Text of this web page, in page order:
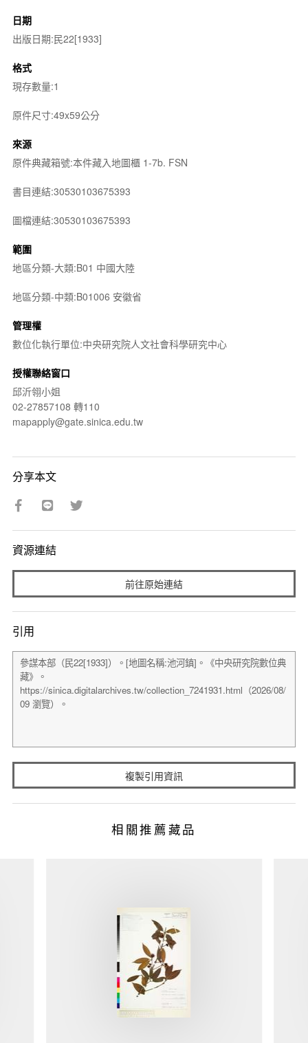
日期
出版日期:民22[1933]
格式
現存數量:1
原件尺寸:49x59公分
來源
原件典藏箱號:本件藏入地圖櫃 1-7b. FSN
書目連結:30530103675393
圖檔連結:30530103675393
範圍
地區分類-大類:B01 中國大陸
地區分類-中類:B01006 安徽省
管理權
數位化執行單位:中央研究院人文社會科學研究中心
授權聯絡窗口
邱沂翎小姐
02-27857108 轉110
mapapply@gate.sinica.edu.tw
分享本文
資源連結
前往原始連結
引用
複製引用資訊
相關推薦藏品